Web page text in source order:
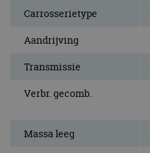
Carrosserietype
Aandrijving
Transmissie
Verbr. gecomb.
Massa leeg